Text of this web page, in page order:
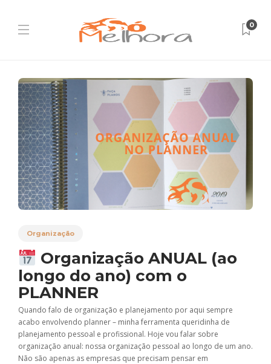
0
Organização
Organização ANUAL (ao
longo do ano) com o
PLANNER
Quando falo de organização e planejamento por aqui sempre
acabo envolvendo planner – minha ferramenta queridinha de
planejamento pessoal e profissional. Hoje vou falar sobre
organização anual: nossa organização pessoal ao longo de um ano.
Não são apenas as empresas que precisam pensar em